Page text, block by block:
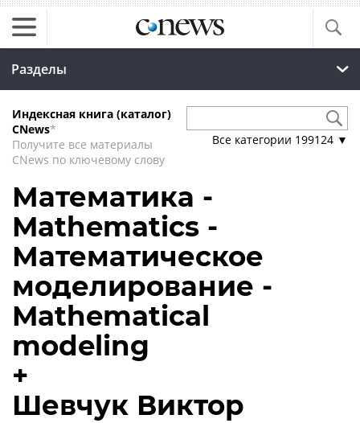
Разделы
Индексная книга (каталог)
CNews*
Получите все материалы
CNews по ключевому слову
Все категории 199124 ▼
Математика -
Mathematics -
Математическое
моделирование -
Mathematical
modeling
+
Шевчук Виктор